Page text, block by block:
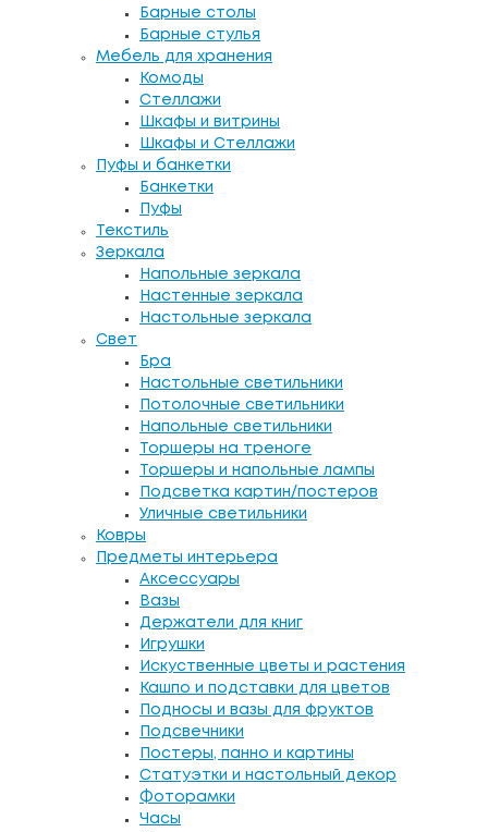
Барные столы
Барные стулья
Мебель для хранения
Комоды
Стеллажи
Шкафы и витрины
Шкафы и Стеллажи
Пуфы и банкетки
Банкетки
Пуфы
Текстиль
Зеркала
Напольные зеркала
Настенные зеркала
Настольные зеркала
Свет
Бра
Настольные светильники
Потолочные светильники
Напольные светильники
Торшеры на треноге
Торшеры и напольные лампы
Подсветка картин/постеров
Уличные светильники
Ковры
Предметы интерьера
Аксессуары
Вазы
Держатели для книг
Игрушки
Искуственные цветы и растения
Кашпо и подставки для цветов
Подносы и вазы для фруктов
Подсвечники
Постеры, панно и картины
Статуэтки и настольный декор
Фоторамки
Часы